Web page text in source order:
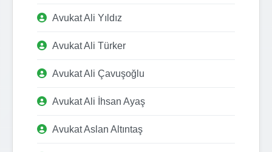
Avukat Ali Yıldız
Avukat Ali Türker
Avukat Ali Çavuşoğlu
Avukat Ali İhsan Ayaş
Avukat Aslan Altıntaş